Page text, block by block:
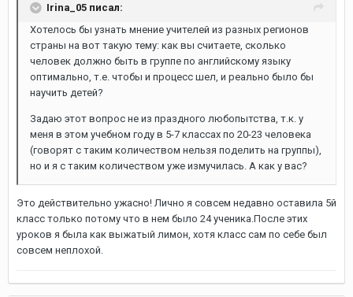
Irina_05 писал:
Хотелось бы узнать мнение учителей из разных регионов
страны на вот такую тему: как вы считаете, сколько
человек должно быть в группе по английскому языку
оптимально, т.е. чтобы и процесс шел, и реально было бы
научить детей?
Задаю этот вопрос не из праздного любопытства, т.к. у
меня в этом учебном году в 5-7 классах по 20-23 человека
(говорят с таким количеством нельзя поделить на группы),
но и я с таким количеством уже измучилась. А как у вас?
Это действительно ужасно! Лично я совсем недавно оставила 5й
класс только потому что в нем было 24 ученика.После этих
уроков я была как выжатый лимон, хотя класс сам по себе был
совсем неплохой.